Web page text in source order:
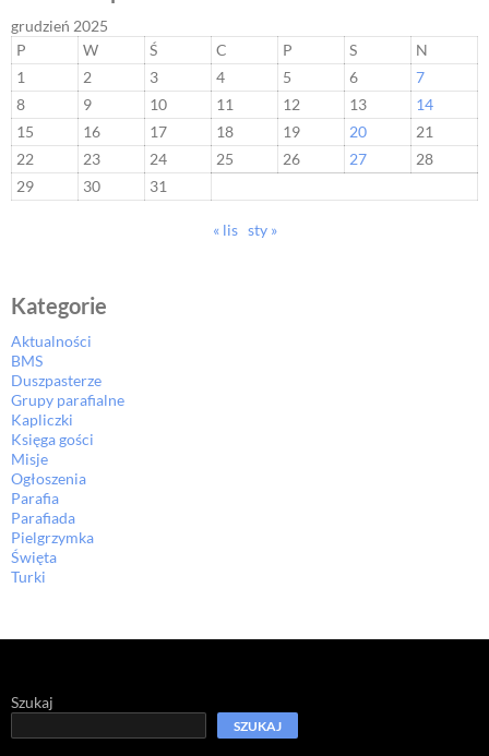
grudzień 2025
P
W Ś C P S
N
1
2 3 4 5 6
7
8
9 10 11 12 13
14
15
16 17 18 19 20
21
22
23 24 25 26 27
28
29
30 31
« lis sty »
Kategorie
Aktualności
BMS
Duszpasterze
Grupy parafialne
Kapliczki
Księga gości
Misje
Ogłoszenia
Parafia
Parafiada
Pielgrzymka
Święta
Turki
Szukaj
SZUKAJ